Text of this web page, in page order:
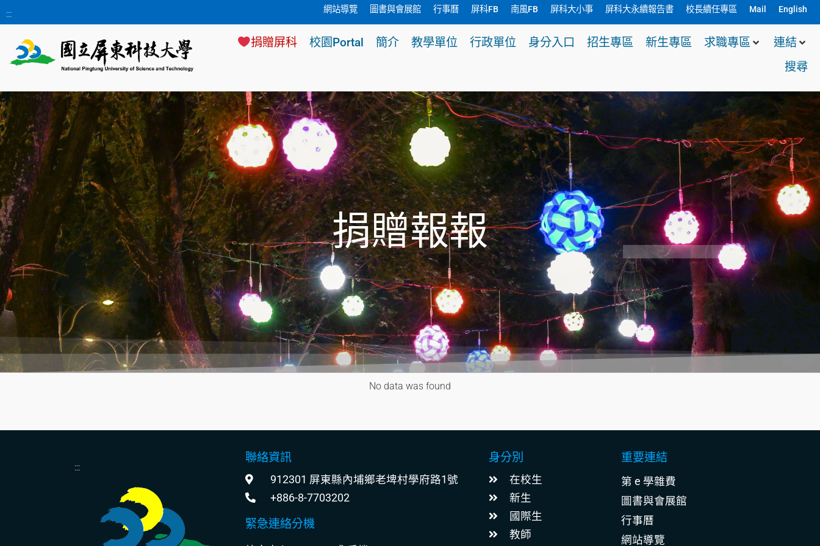
::: 網站導覽 圖書與會展館 行事曆 屏科FB 南風FB 屏科大小事 屏科大永續報告書 校長續任專區 Mail English
捐贈屏科 校園Portal 簡介 教學單位 行政單位 身分入口 招生專區 新生專區 求職專區
連結
搜尋
捐贈報報
No data was found
:::
聯絡資訊
912301 屏東縣內埔鄉老埤村學府路1號
+886-8-7703202
緊急連絡分機
身分別
在校生
新生
國際生
教師
重要連結
第 e 學雜費
圖書與會展館
行事曆
網站導覽